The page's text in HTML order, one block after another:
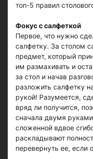
топ-5 правил
Фокус с салфеткой
Первое, что нужно
салфетку. За столом
предмет, который
им размахивать и
за стол и начав
разложить салфетку
рукой! Разумеется,
вряд ли получится,
сначала двумя
сложенной вдвое
раскладывают
перевернуть ее, если